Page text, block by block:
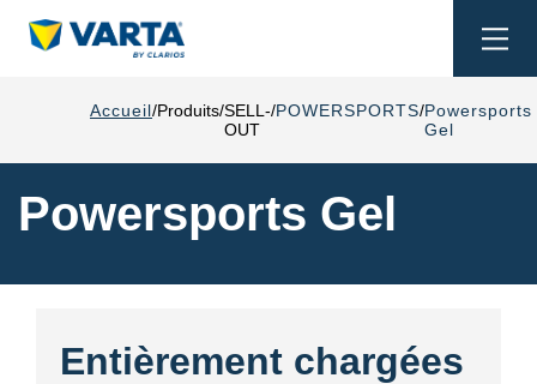
Accueil Produits SELL-
OUT
POWERSPORTS Powersports
Gel
Powersports Gel
Entièrement chargées